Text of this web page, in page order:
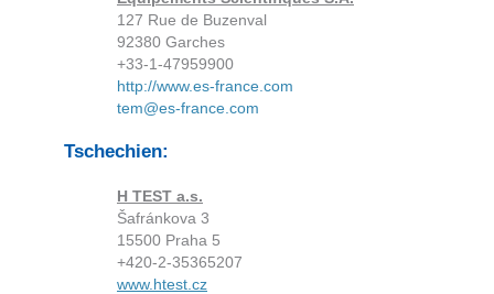
127 Rue de Buzenval
92380 Garches
+33-1-47959900
http://www.es-france.com
tem@es-france.com
Tschechien:
H TEST a.s.
Šafránkova 3
15500 Praha 5
+420-2-35365207
www.htest.cz